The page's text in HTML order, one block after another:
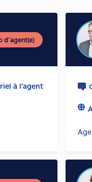
d’agent(e)
à l'agent